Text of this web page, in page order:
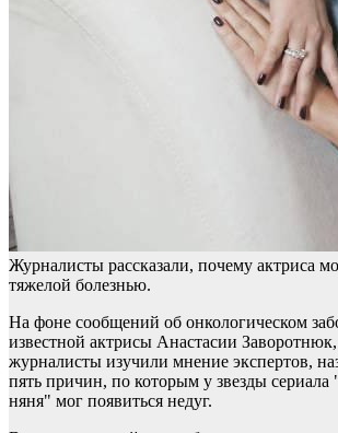
Журналисты рассказали, почему актриса
тяжелой болезнью.
На фоне сообщений об онкологическом
известной актрисы Анастасии
журналисты изучили мнение экспертов,
пять причин, по которым у звезды сериала
няня" мог появиться недуг.